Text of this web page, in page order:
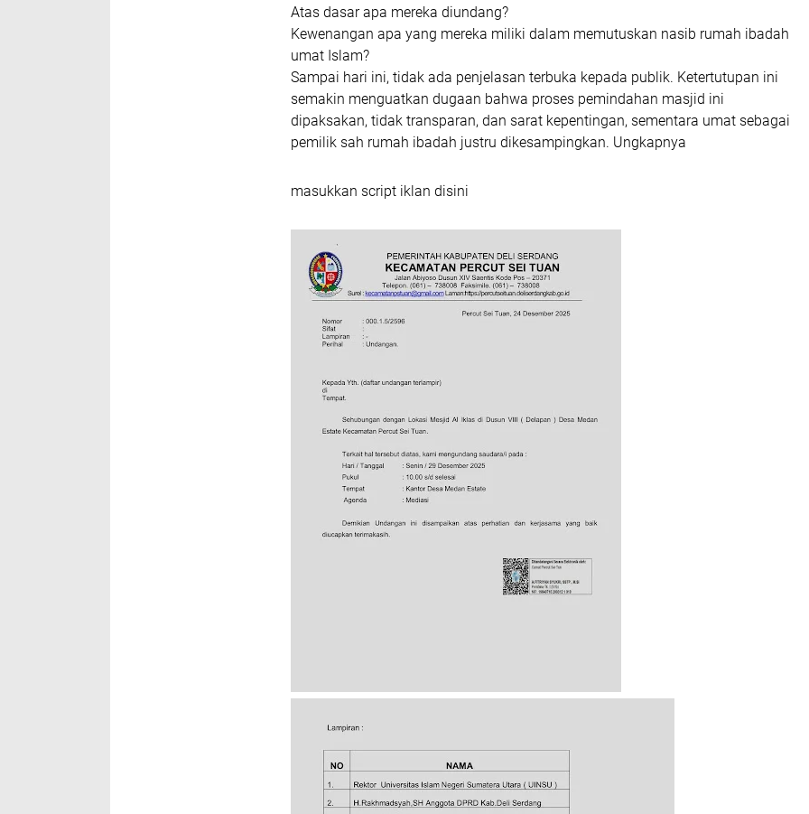
Atas dasar apa mereka diundang?
Kewenangan apa yang mereka miliki dalam memutuskan nasib rumah ibadah
umat Islam?
Sampai hari ini, tidak ada penjelasan terbuka kepada publik. Ketertutupan ini
semakin menguatkan dugaan bahwa proses pemindahan masjid ini
dipaksakan, tidak transparan, dan sarat kepentingan, sementara umat sebagai
pemilik sah rumah ibadah justru dikesampingkan. Ungkapnya
masukkan script iklan disini